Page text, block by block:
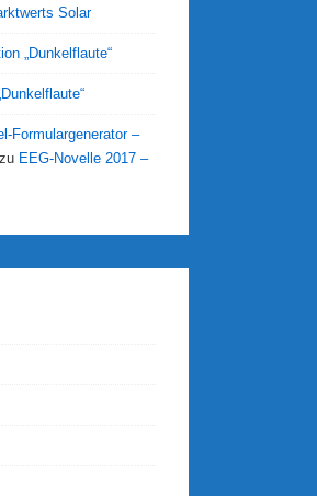
Solar
„Dunkelflaute“
Formulargenerator –
zu EEG-Novelle 2017 –